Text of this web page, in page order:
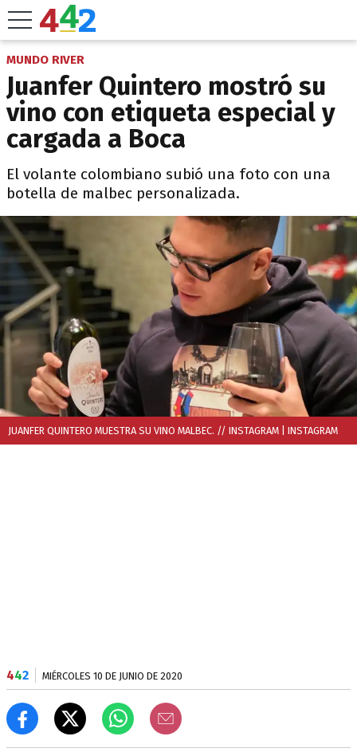
MUNDO RIVER
Juanfer Quintero mostró su
vino con etiqueta especial y
cargada a Boca
El volante colombiano subió una foto con una
botella de malbec personalizada.
JUANFER QUINTERO MUESTRA SU VINO MALBEC. // INSTAGRAM | INSTAGRAM
442 MIÉRCOLES 10 DE JUNIO DE 2020